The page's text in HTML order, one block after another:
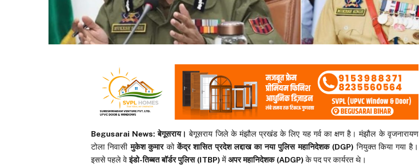
Begusarai News: बेगूसराय। बेगूसराय जिले के मंझौल प्रखंड के लिए यह गर्व का क्षण है। मंझौल के वृजनारायण
टोला निवासीमुकेश कुमारकोकेंद्र शासित प्रदेश लद्दाख का नया पुलिस महानिदेशक (DGP) नियुक्त किया गया है।
इससे पहले वेइंडो-तिब्बत बॉर्डर पुलिस (ITBP)मेंअपर महानिदेशक (ADGP)के पद पर कार्यरत थे।